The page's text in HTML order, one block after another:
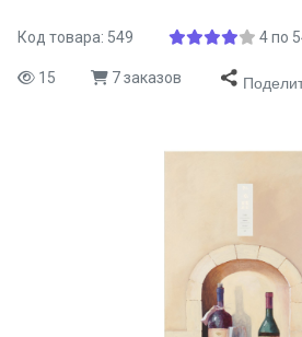
Код товара: 549 4по
15 7 заказов